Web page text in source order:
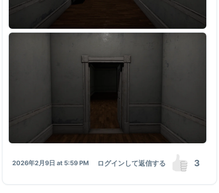
2026年2月9日 at 5:59 PM ログインして返信する 3